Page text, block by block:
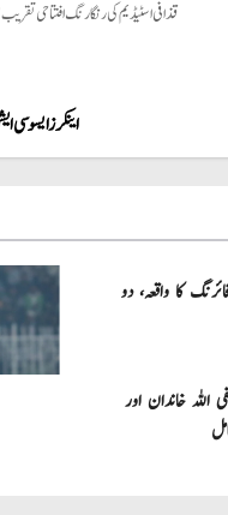
قذافی اسٹیڈیم کی رنگا رنگ افتتاحی
اینکرز ایسوسی
کا واقعہ، دو
اللہ خاندان اور